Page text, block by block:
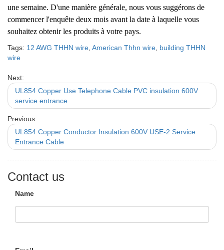
une semaine. D'une manière générale, nous vous suggérons de
commencer l'enquête deux mois avant la date à laquelle vous
souhaitez obtenir les produits à votre pays.
Tags: 12 AWG THHN wire American Thhn wire building THHN
wire
Next:
UL854 Copper Use Telephone Cable PVC insulation 600V
service entrance
Previous:
UL854 Copper Conductor Insulation 600V USE-2 Service
Entrance Cable
Contact us
Name